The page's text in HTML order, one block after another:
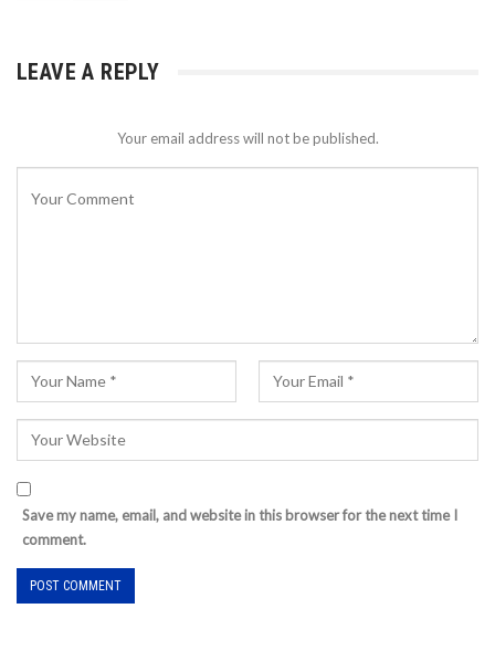
LEAVE A REPLY
Your email address will not be published.
Save my name, email, and website in this browser for the next time I
comment.